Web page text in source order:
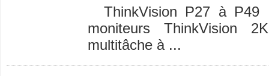
ThinkVision P27 à P49
moniteurs ThinkVision
multitâche à ...